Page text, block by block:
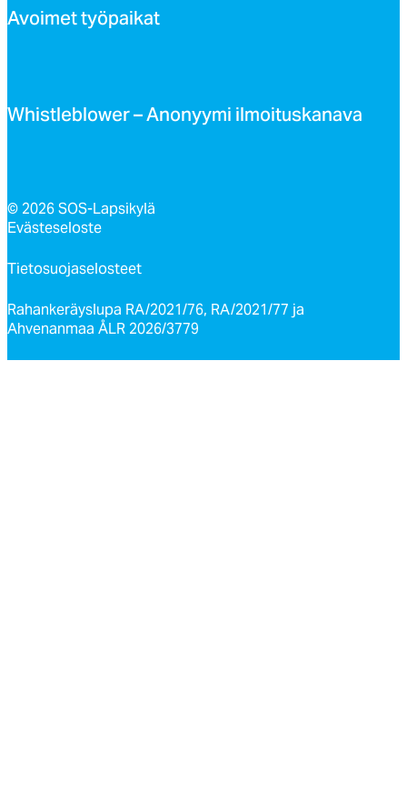
Avoi­met työ­pai­kat
Whist­leb­lo­wer – Ano­nyy­mi il­moi­tus­ka­na­va
© 2026 SOS-Lapsikylä
Evästeseloste
Tietosuojaselosteet
Rahankeräyslupa RA/2021/76, RA/2021/77 ja
Ahvenanmaa ÅLR 2026/3779